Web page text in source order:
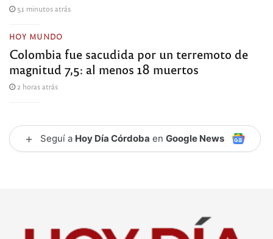
51 minutos atrás
HOY MUNDO
Colombia fue sacudida por un terremoto de
magnitud 7,5: al menos 18 muertos
2 horas atrás
+ Seguí a Hoy Día Córdoba en Google News